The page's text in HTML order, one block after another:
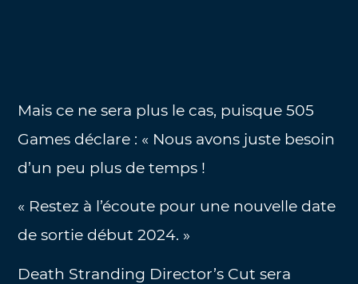
Mais ce ne sera plus le cas, puisque 505
Games déclare : « Nous avons juste besoin
d’un peu plus de temps !
« Restez à l’écoute pour une nouvelle date
de sortie début 2024. »
Death Stranding Director’s Cut sera